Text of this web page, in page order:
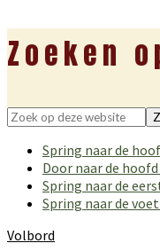
Zoeken
Zoek
deze
website
Spring naar de
Door naar de
Spring naar de
Spring naar de
Volbord